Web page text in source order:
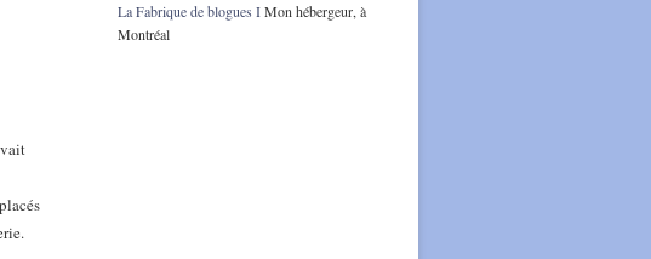
La Fabrique de blogues IMon hébergeur, à
Montréal